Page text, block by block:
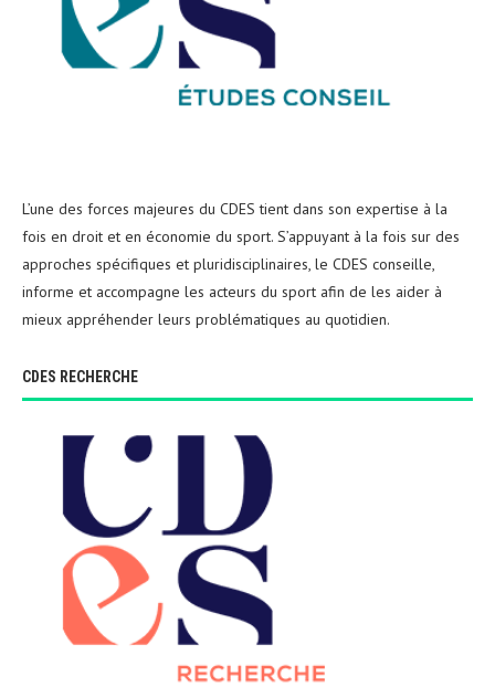
L’une des forces majeures du CDES tient dans son expertise à la
fois en droit et en économie du sport. S’appuyant à la fois sur des
approches spécifiques et pluridisciplinaires, le CDES conseille,
informe et accompagne les acteurs du sport afin de les aider à
mieux appréhender leurs problématiques au quotidien.
CDES RECHERCHE